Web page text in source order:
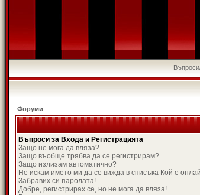
Форуми
Въпроси за Входа и Регистрацията
Защо не мога да вляза?
Защо въобще трябва да се регистрирам?
Защо излизам автоматично?
Не искам името ми да се вижда в списъка Кой е
Забравих си паролата!
Добре, регистрирах се, но не мога да вляза!